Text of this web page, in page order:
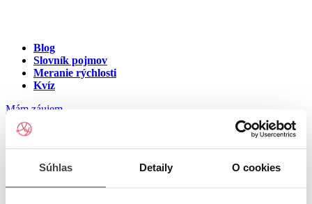
Súhlas Detaily O cookies
Blog
Slovník pojmov
Meranie rýchlosti
Kvíz
Mám záujem
Internet na ulici Ilijská,
Banská Štiavnica